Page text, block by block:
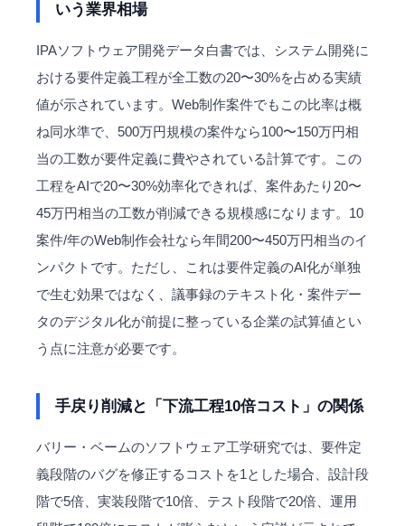
いう業界相場
IPAソフトウェア開発データ白書では、システム開発に
おける要件定義工程が全工数の20〜30%を占める実績
値が示されています。Web制作案件でもこの比率は概
ね同水準で、500万円規模の案件なら100〜150万円相
当の工数が要件定義に費やされている計算です。この
工程をAIで20〜30%効率化できれば、案件あたり20〜
45万円相当の工数が削減できる規模感になります。10
案件/年のWeb制作会社なら年間200〜450万円相当のイ
ンパクトです。ただし、これは要件定義のAI化が単独
で生む効果ではなく、議事録のテキスト化・案件デー
タのデジタル化が前提に整っている企業の試算値とい
う点に注意が必要です。
手戻り削減と「下流工程10倍コスト」の関係
バリー・ベームのソフトウェア工学研究では、要件定
義段階のバグを修正するコストを1とした場合、設計段
階で5倍、実装段階で10倍、テスト段階で20倍、運用